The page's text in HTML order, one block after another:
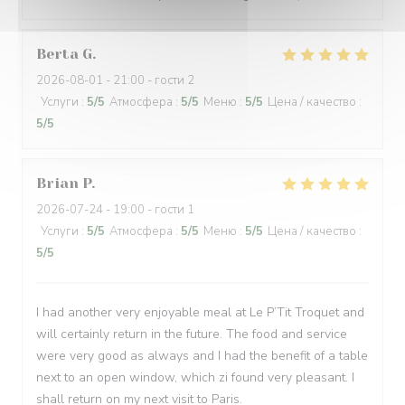
Berta G
2026-08-01 - 21:00 - гости 2
Услуги : 5/5 Атмосфера : 5/5 Меню : 5/5 Цена / качество :
5/5
Brian P
2026-07-24 - 19:00 - гости 1
Услуги : 5/5 Атмосфера : 5/5 Меню : 5/5 Цена / качество :
5/5
I had another very enjoyable meal at Le P’Tit Troquet and
will certainly return in the future. The food and service
were very good as always and I had the benefit of a table
next to an open window, which zi found very pleasant. I
shall return on my next visit to Paris.